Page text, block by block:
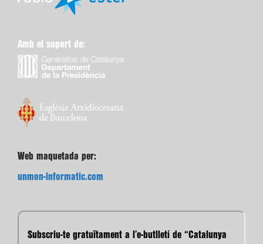
Amb el suport de:
Web maquetada per:
unmon-informatic.com
Subscriu-te gratuïtament a l’e-butlletí de “Catalunya